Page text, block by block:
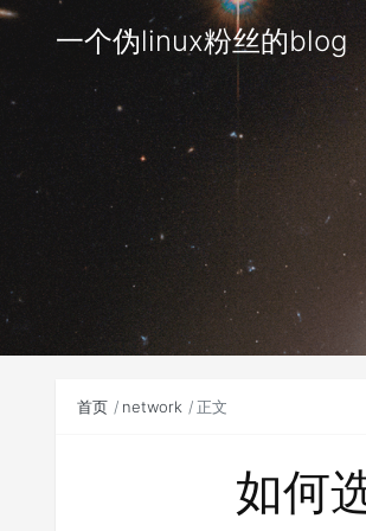
一个伪linux粉丝的blog
首页 network 正文
如何